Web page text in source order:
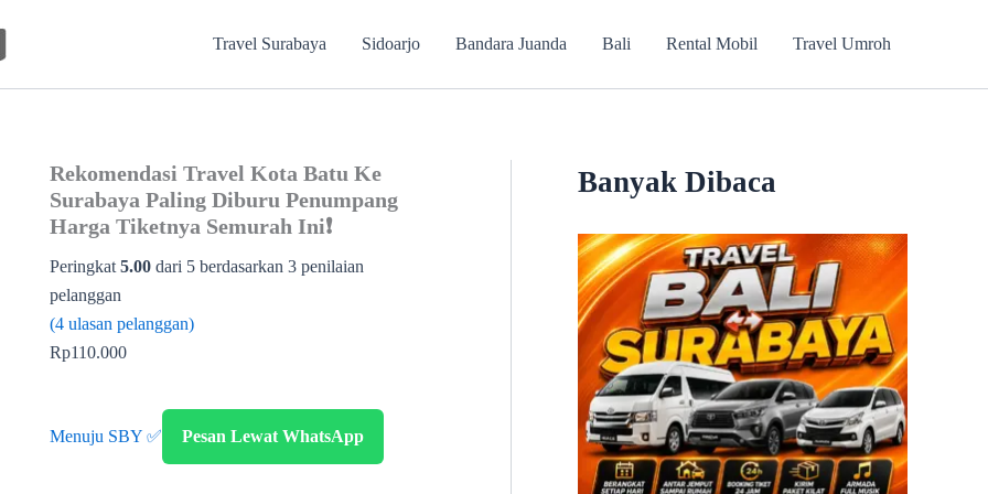
Travel Surabaya Sidoarjo Bandara Juanda Bali Rental Mobil Travel Umroh
Rekomendasi Travel Kota Batu Ke
Surabaya Paling Diburu Penumpang
Harga Tiketnya Semurah Ini❗
Peringkat 5.00dari 5 berdasarkan 3penilaian
pelanggan
(4ulasan pelanggan)
Rp110.000
Menuju SBY ✅ Pesan Lewat WhatsApp
Banyak Dibaca